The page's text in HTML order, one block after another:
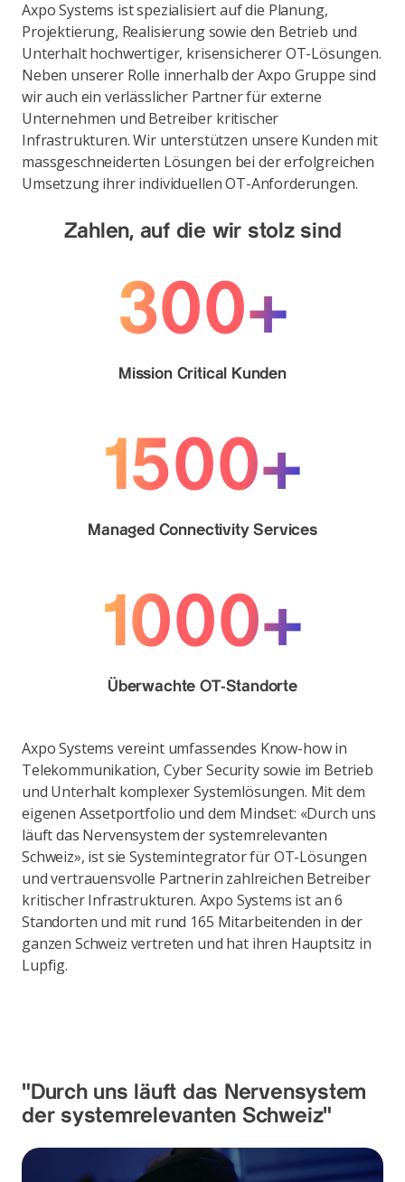
Axpo Systems ist spezialisiert auf die Planung,
Projektierung, Realisierung sowie den Betrieb und
Unterhalt hochwertiger, krisensicherer OT-Lösungen.
Neben unserer Rolle innerhalb der Axpo Gruppe sind
wir auch ein verlässlicher Partner für externe
Unternehmen und Betreiber kritischer
Infrastrukturen. Wir unterstützen unsere Kunden mit
massgeschneiderten Lösungen bei der erfolgreichen
Umsetzung ihrer individuellen OT-Anforderungen.
Zahlen, auf die wir stolz sind
300+
Mission Critical Kunden
1500+
Managed Connectivity Services
1000+
Überwachte OT-Standorte
Axpo Systems vereint umfassendes Know-how in
Telekommunikation, Cyber Security sowie im Betrieb
und Unterhalt komplexer Systemlösungen. Mit dem
eigenen Assetportfolio und dem Mindset: «Durch uns
läuft das Nervensystem der systemrelevanten
Schweiz», ist sie Systemintegrator für OT-Lösungen
und vertrauensvolle Partnerin zahlreichen Betreiber
kritischer Infrastrukturen. Axpo Systems ist an 6
Standorten und mit rund 165 Mitarbeitenden in der
ganzen Schweiz vertreten und hat ihren Hauptsitz in
Lupfig.
"Durch uns läuft das Nervensystem
der systemrelevanten Schweiz"